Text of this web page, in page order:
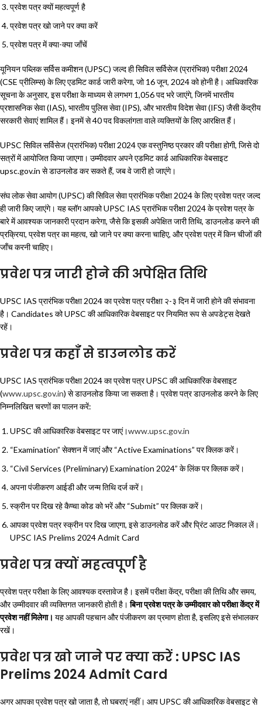
प्रवेश पत्र क्यों महत्वपूर्ण है
प्रवेश पत्र खो जाने पर क्या करें
प्रवेश पत्र में क्या-क्या जाँचें
यूनियन पब्लिक सर्विस कमीशन (UPSC) जल्द ही सिविल सर्विसेज (प्रारंभिक) परीक्षा 2024
(CSE प्रीलिम्स) के लिए एडमिट कार्ड जारी करेगा, जो 16 जून, 2024 को होनी है। आधिकारिक
सूचना के अनुसार, इस परीक्षा के माध्यम से लगभग 1,056 पद भरे जाएंगे, जिनमें भारतीय
प्रशासनिक सेवा (IAS), भारतीय पुलिस सेवा (IPS), और भारतीय विदेश सेवा (IFS) जैसी केंद्रीय
सरकारी सेवाएं शामिल हैं। इनमें से 40 पद विकलांगता वाले व्यक्तियों के लिए आरक्षित हैं।
UPSC सिविल सर्विसेज (प्रारंभिक) परीक्षा 2024 एक वस्तुनिष्ठ प्रकार की परीक्षा होगी, जिसे दो
सत्रों में आयोजित किया जाएगा। उम्मीदवार अपने एडमिट कार्ड आधिकारिक वेबसाइट
upsc.gov.in से डाउनलोड कर सकते हैं, जब वे जारी हो जाएंगे।
संघ लोक सेवा आयोग (UPSC) की सिविल सेवा प्रारंभिक परीक्षा 2024 के लिए प्रवेश पत्र जल्द
ही जारी किए जाएंगे। यह ब्लॉग आपको UPSC IAS प्रारंभिक परीक्षा 2024 के प्रवेश पत्र के
बारे में आवश्यक जानकारी प्रदान करेगा, जैसे कि इसकी अपेक्षित जारी तिथि, डाउनलोड करने की
प्रक्रिया, प्रवेश पत्र का महत्व, खो जाने पर क्या करना चाहिए, और प्रवेश पत्र में किन चीजों की
जाँच करनी चाहिए।
प्रवेश पत्र जारी होने की अपेक्षित तिथि
UPSC IAS प्रारंभिक परीक्षा 2024 का प्रवेश पत्र परीक्षा २-३ दिन में जारी होने की संभावना
है। Candidates को UPSC की आधिकारिक वेबसाइट पर नियमित रूप से अपडेट्स देखते
रहें।
प्रवेश पत्र कहाँ से डाउनलोड करें
UPSC IAS प्रारंभिक परीक्षा 2024 का प्रवेश पत्र UPSC की आधिकारिक वेबसाइट
(www.upsc.gov.in) से डाउनलोड किया जा सकता है। प्रवेश पत्र डाउनलोड करने के लिए
निम्नलिखित चरणों का पालन करें:
UPSC की आधिकारिक वेबसाइट पर जाएं।www.upsc.gov.in
“Examination” सेक्शन में जाएं और “Active Examinations” पर क्लिक करें।
“Civil Services (Preliminary) Examination 2024” के लिंक पर क्लिक करें।
अपना पंजीकरण आईडी और जन्म तिथि दर्ज करें।
स्क्रीन पर दिख रहे कैप्चा कोड को भरें और “Submit” पर क्लिक करें।
आपका प्रवेश पत्र स्क्रीन पर दिख जाएगा, इसे डाउनलोड करें और प्रिंट आउट निकाल लें।
UPSC IAS Prelims 2024 Admit Card
प्रवेश पत्र क्यों महत्वपूर्ण है
प्रवेश पत्र परीक्षा के लिए आवश्यक दस्तावेज है। इसमें परीक्षा केंद्र, परीक्षा की तिथि और समय,
और उम्मीदवार की व्यक्तिगत जानकारी होती है।बिना प्रवेश पत्र के उम्मीदवार को परीक्षा केंद्र में
प्रवेश नहीं मिलेगा। यह आपकी पहचान और पंजीकरण का प्रमाण होता है, इसलिए इसे संभालकर
रखें।
प्रवेश पत्र खो जाने पर क्या करें : UPSC IAS
Prelims 2024 Admit Card
अगर आपका प्रवेश पत्र खो जाता है, तो घबराएं नहीं। आप UPSC की आधिकारिक वेबसाइट से